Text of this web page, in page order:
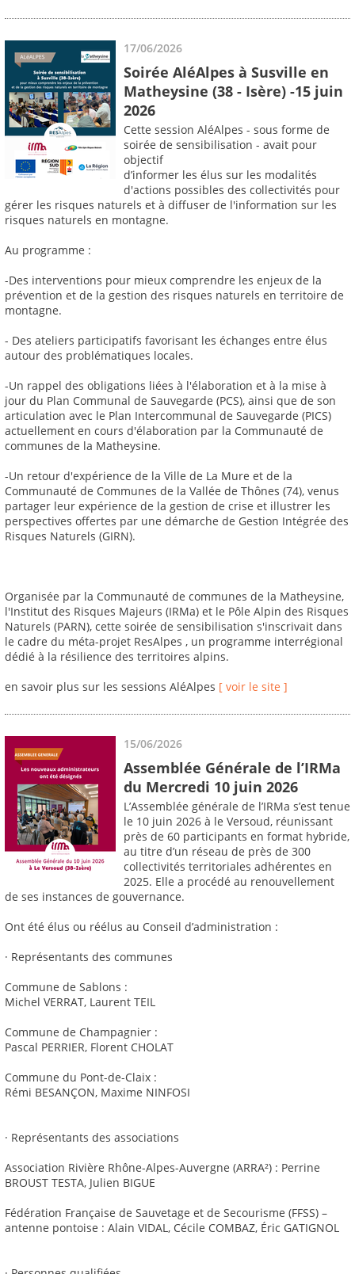
17/06/2026
Soirée AléAlpes à Susville en
Matheysine (38 - Isère) -15 juin
2026
Cette session AléAlpes - sous forme de
soirée de sensibilisation - avait pour
objectif
d’informer les élus sur les modalités
d'actions possibles des collectivités pour
gérer les risques naturels et à diffuser de l'information sur les
risques naturels en montagne.
Au programme :
-Des interventions pour mieux comprendre les enjeux de la
prévention et de la gestion des risques naturels en territoire de
montagne.
- Des ateliers participatifs favorisant les échanges entre élus
autour des problématiques locales.
-Un rappel des obligations liées à l'élaboration et à la mise à
jour du Plan Communal de Sauvegarde (PCS), ainsi que de son
articulation avec le Plan Intercommunal de Sauvegarde (PICS)
actuellement en cours d'élaboration par la Communauté de
communes de la Matheysine.
-Un retour d'expérience de la Ville de La Mure et de la
Communauté de Communes de la Vallée de Thônes (74), venus
partager leur expérience de la gestion de crise et illustrer les
perspectives offertes par une démarche de Gestion Intégrée des
Risques Naturels (GIRN).
Organisée par la Communauté de communes de la Matheysine,
l'Institut des Risques Majeurs (IRMa) et le Pôle Alpin des Risques
Naturels (PARN), cette soirée de sensibilisation s'inscrivait dans
le cadre du méta-projet ResAlpes , un programme interrégional
dédié à la résilience des territoires alpins.
en savoir plus sur les sessions AléAlpes [ voir le site ]
15/06/2026
Assemblée Générale de l’IRMa
du Mercredi 10 juin 2026
L’Assemblée générale de l’IRMa s’est tenue
le 10 juin 2026 à le Versoud, réunissant
près de 60 participants en format hybride,
au titre d’un réseau de près de 300
collectivités territoriales adhérentes en
2025. Elle a procédé au renouvellement
de ses instances de gouvernance.
Ont été élus ou réélus au Conseil d’administration :
· Représentants des communes
Commune de Sablons :
Michel VERRAT, Laurent TEIL
Commune de Champagnier :
Pascal PERRIER, Florent CHOLAT
Commune du Pont-de-Claix :
Rémi BESANÇON, Maxime NINFOSI
· Représentants des associations
Association Rivière Rhône-Alpes-Auvergne (ARRA²) : Perrine
BROUST TESTA, Julien BIGUE
Fédération Française de Sauvetage et de Secourisme (FFSS) –
antenne pontoise : Alain VIDAL, Cécile COMBAZ, Éric GATIGNOL